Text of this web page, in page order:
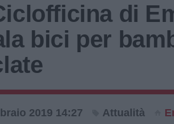
di
bici per
2019 14:27 Attualità